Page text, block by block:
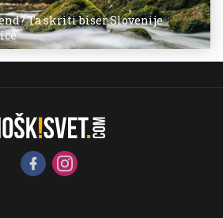
Ta skriti biser Slovenije